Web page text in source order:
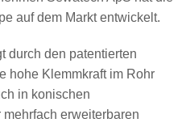
auf dem Markt entwickelt.
durch den patentierten
hohe Klemmkraft im Rohr
in konischen
erweiterbaren